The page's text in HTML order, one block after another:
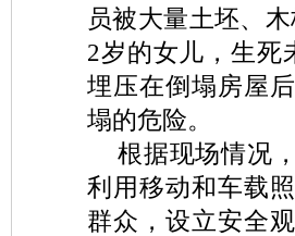
员被大量土坯、
2岁的女儿，生死
埋压在倒塌房屋
塌的危险。
根据现场情况
利用移动和车载
群众，设立安全